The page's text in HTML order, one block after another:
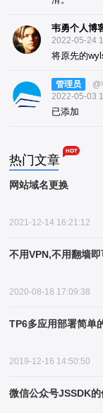
韦勇个人博
2022-05-24
将原先的
管理员
@
2022-05-03
已添加
热门文章
网站域名更换
2021-12-14 16:21:12
不用VPN,不用翻墙
2020-08-18 17:09:38
TP6多应用部署简单
2019-12-16 14:50:50
微信公众号JSSDK